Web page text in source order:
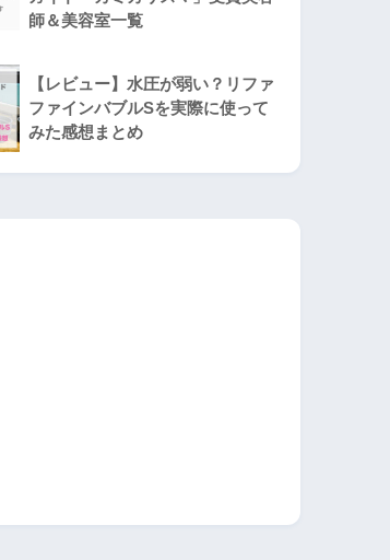
師＆美容室一覧
【レビュー】水圧が弱い？リファ
ファインバブルSを実際に使って
みた感想まとめ